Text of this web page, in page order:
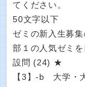
てください。
50文字以下
ゼミの新入生募
部１の人気ゼミ
設問 (24) ★
【3】-b 大学・